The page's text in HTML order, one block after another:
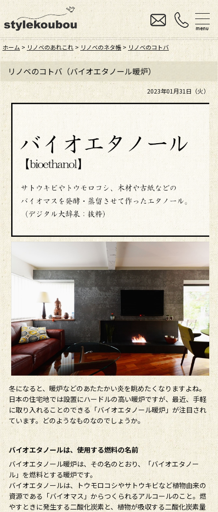
menu
ホーム > リノベのあれこれ > リノベのネタ帳 > リノベのコトバ
リノベのコトバ（バイオエタノール暖炉）
2023年01月31日（火）
冬になると、暖炉などのあたたかい炎を眺めたくなりますよね。
日本の住宅地では設置にハードルの高い暖炉ですが、最近、手軽
に取り入れることのできる「バイオエタノール暖炉」が注目され
ています。どのようなものなのでしょうか。
バイオエタノールは、使用する燃料の名前
バイオエタノール暖炉は、その名のとおり、「バイオエタノー
ル」を燃料とする暖炉です。
バイオエタノールは、トウモロコシやサトウキビなど植物由来の
資源である「バイオマス」からつくられるアルコールのこと。燃
やすときに発生する二酸化炭素と、植物が吸収する二酸化炭素量